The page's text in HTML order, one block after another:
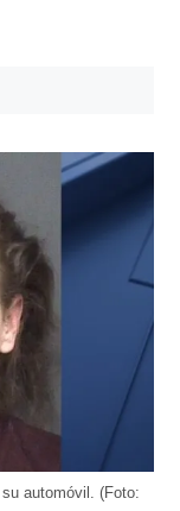
automóvil. (Foto: